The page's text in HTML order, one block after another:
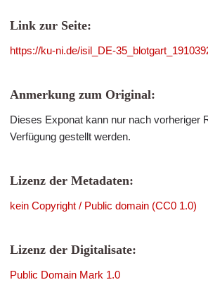
Link zur Seite:
https://ku-ni.de/isil_DE-
Anmerkung zum Original:
Dieses Exponat kann nur nach vorheriger
Verfügung gestellt werden.
Lizenz der Metadaten:
kein Copyright / Public domain (CC0 1.0)
Lizenz der Digitalisate:
Public Domain Mark 1.0